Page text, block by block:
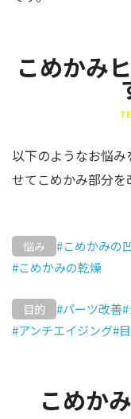
こめかみ
以下のようなお悩
せてこめかみ部分を
悩み #こめかみの
#こめかみの乾燥
目的 #パーツ改善
#アンチエイジング#
こめか